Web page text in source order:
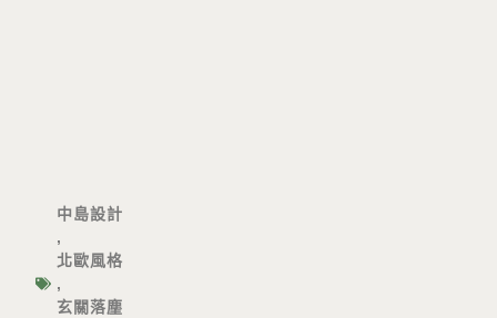
中島設計
,
北歐風格
,
玄關落塵